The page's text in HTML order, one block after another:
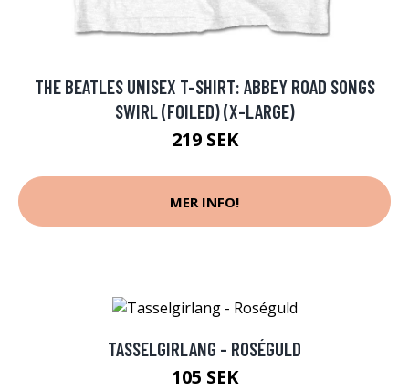
THE BEATLES UNISEX T-SHIRT: ABBEY ROAD SONGS
SWIRL (FOILED) (X-LARGE)
219 SEK
MER INFO!
TASSELGIRLANG - ROSÉGULD
105 SEK